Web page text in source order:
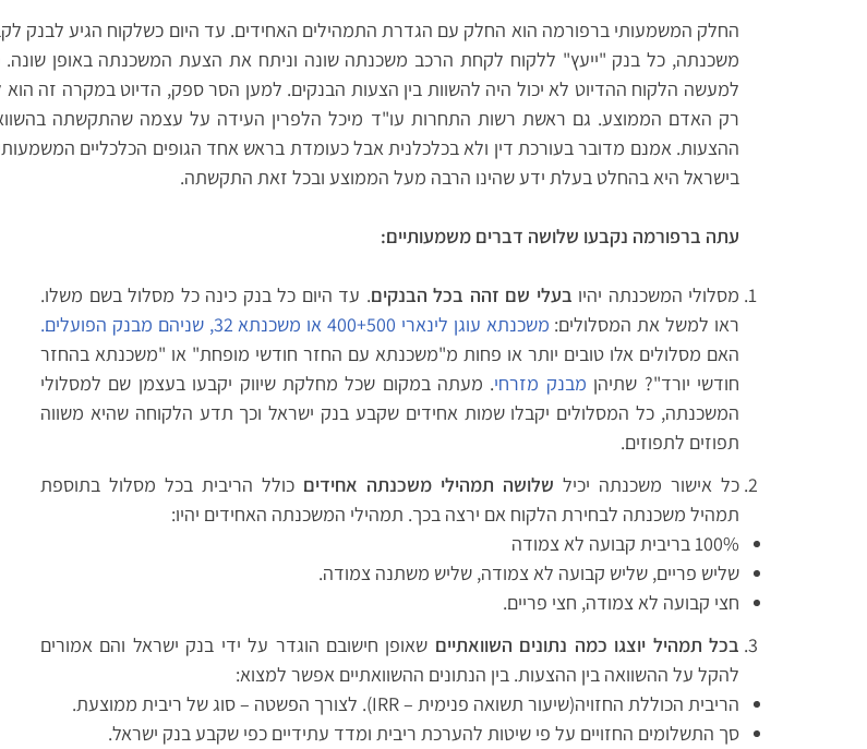
החלק המשמעותי ברפורמה הוא החלק עם הגדרת התמהילים האחידים. עד היום כשלקוח הגיע לבנק
משכנתה, כל בנק "ייעץ" ללקוח לקחת הרכב משכנתה שונה וניתח את הצעת המשכנתה באופן שונה.
למעשה הלקוח ההדיוט לא יכול היה להשוות בין הצעות הבנקים. למען הסר ספק, הדיוט במקרה זה הוא
רק האדם הממוצע. גם ראשת רשות התחרות עו"ד מיכל הלפרין העידה על עצמה שהתקשתה
ההצעות. אמנם מדובר בעורכת דין ולא בכלכלנית אבל כעומדת בראש אחד הגופים הכלכליים
בישראל היא בהחלט בעלת ידע שהינו הרבה מעל הממוצע ובכל זאת התקשתה.
עתה ברפורמה נקבעו שלושה דברים משמעותיים:
מסלולי המשכנתה יהיו בעלי שם זהה בכל הבנקים. עד היום כל בנק כינה כל מסלול בשם משלו.
ראו למשל את המסלולים: משכנתא עוגן לינארי 400+500 או משכנתא 32, שניהם מבנק הפועלים.
האם מסלולים אלו טובים יותר או פחות מ"משכנתא עם החזר חודשי מופחת" או "משכנתא בהחזר
חודשי יורד"? שתיהן מבנק מזרחי. מעתה במקום שכל מחלקת שיווק יקבעו בעצמן שם למסלולי
המשכנתה, כל המסלולים יקבלו שמות אחידים שקבע בנק ישראל וכך תדע הלקוחה שהיא משווה
תפוזים לתפוזים.
כל אישור משכנתה יכיל שלושה תמהילי משכנתה אחידים כולל הריבית בכל מסלול בתוספת
תמהיל משכנתה לבחירת הלקוח אם ירצה בכך. תמהילי המשכנתה האחידים יהיו:
100% בריבית קבועה לא צמודה
שליש פריים, שליש קבועה לא צמודה, שליש משתנה צמודה.
חצי קבועה לא צמודה, חצי פריים.
בכל תמהיל יוצגו כמה נתונים השוואתיים שאופן חישובם הוגדר על ידי בנק ישראל והם אמורים
להקל על ההשוואה בין ההצעות. בין הנתונים ההשוואתיים אפשר למצוא:
הריבית הכוללת החזויה(שיעור תשואה פנימית – IRR). לצורך הפשטה – סוג של ריבית ממוצעת.
סך התשלומים החזויים על פי שיטות להערכת ריבית ומדד עתידיים כפי שקבע בנק ישראל.